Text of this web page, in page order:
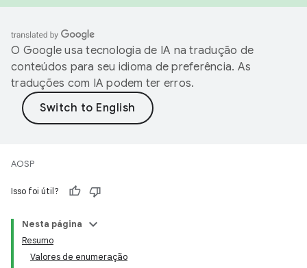
O Google usa tecnologia de IA na tradução de
conteúdos para seu idioma de preferência. As
traduções com IA podem ter erros.
AOSP
Isso foi útil?
Nesta página
Resumo
Valores de enumeração